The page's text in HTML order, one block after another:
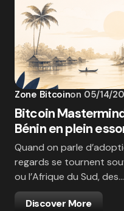
Zone Bitcoinon 05/14/
Bitcoin
Bénin en plein
Quand on parle
regards se tournent
ou l’Afrique du Sud, des…
Discover More